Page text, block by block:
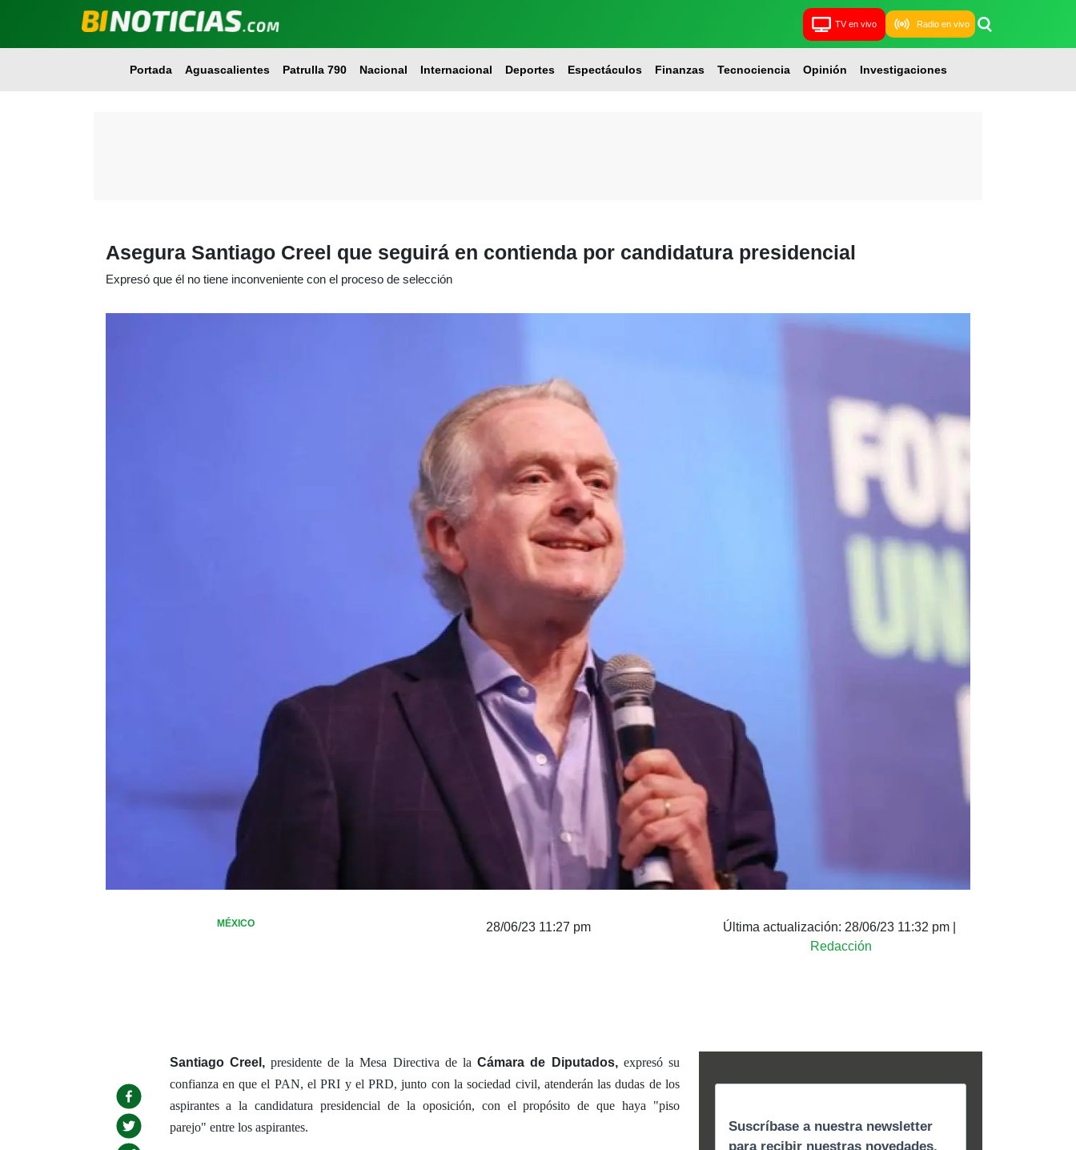
TV en vivo Radio en vivo
Portada Aguascalientes Patrulla 790 Nacional Internacional Deportes Espectáculos Finanzas Tecnociencia Opinión Investigaciones
Asegura Santiago Creel que seguirá en contienda por candidatura presidencial
Expresó que él no tiene inconveniente con el proceso de selección
MÉXICO 28/06/23 11:27 pm Última actualización: 28/06/23 11:32 pm|
Redacción
Santiago Creel,presidente de la Mesa Directiva de laCámara de Diputados, expresó su
confianza en que el PAN, el PRI y el PRD, junto con la sociedad civil, atenderán las dudas de los
aspirantes a la candidatura presidencial de la oposición, con el propósito de que haya "piso
parejo" entre los aspirantes.